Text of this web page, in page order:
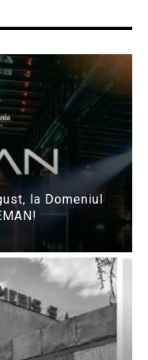
la Domeniul